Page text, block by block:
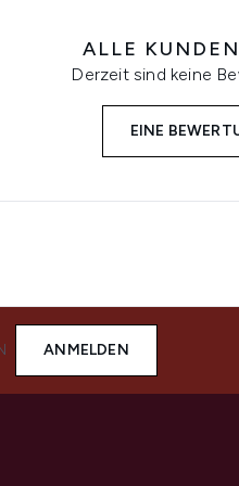
ALLE
Derzeit sind keine
EINE
ANMELDEN